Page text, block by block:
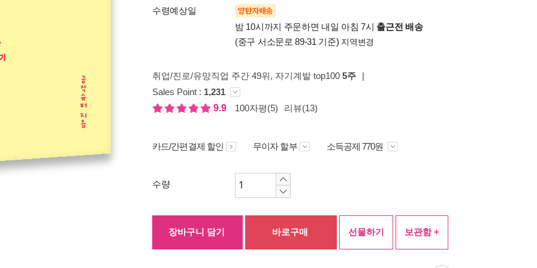
수령예상일 양탄자배송
밤 10시까지 주문하면 내일 아침 7시 출근전 배송
(중구 서소문로 89-31 기준) 지역변경
취업/진로/유망직업 주간 49위, 자기계발 top100 5주
|
Sales Point : 1,231
9.9
100자평(5) 리뷰(13)
카드/간편결제 할인 무이자 할부 소득공제 770원
수량
장바구니 담기 바로구매 선물하기 보관함 +